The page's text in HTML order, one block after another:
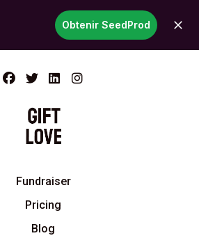
Obtenir SeedProd
sites et des pages
époustouflants en
temps record
Commencez